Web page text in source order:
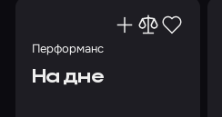
Перформанс
На дне